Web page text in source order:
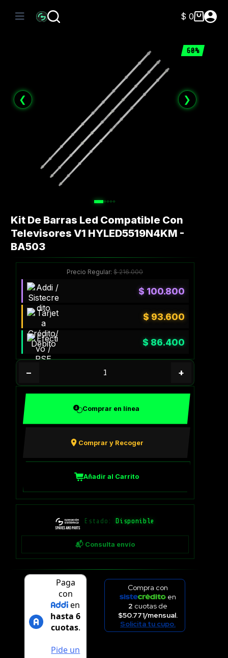
Carro
$ 0
60%
❮ ❯
Kit De Barras Led Compatible Con
Televisores V1 HYLED5519N4KM -
BA503
Precio Regular:$216.000
$ 100.800
$ 93.600
$ 86.400
− +
Comprar en línea
Comprar y Recoger
Añadir al Carrito
Estado: Disponible
📬 Consulta envío
Compra con
en
2 cuotas de
$50.771/mensual.
Solicita tu cupo.